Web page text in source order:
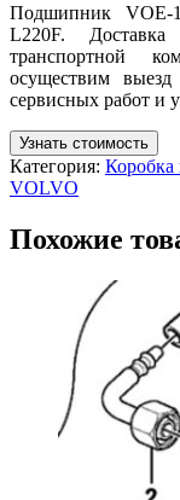
Подшипник VOE-
L220F.
транспортной
осуществим
сервисных работ и
Узнать стоимость
Категория: Коробка
VOLVO
Похожие